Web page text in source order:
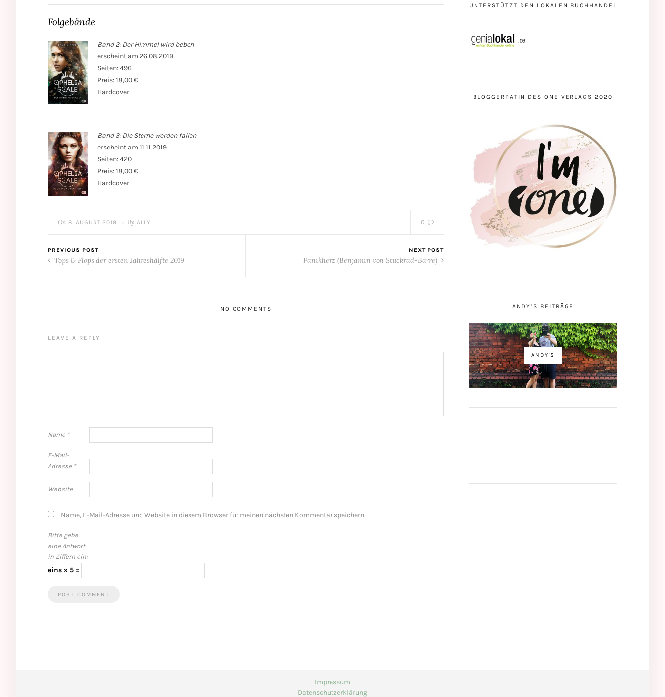
Folgebände
Band 2: Der Himmel wird beben
erscheint am 26.08.2019
Seiten: 496
Preis: 18,00 €
Hardcover
Band 3: Die Sterne werden fallen
erscheint am 11.11.2019
Seiten: 420
Preis: 18,00 €
Hardcover
On 8. AUGUST 2019 • By ALLY 0
PREVIOUS POST
Tops & Flops der ersten Jahreshälfte 2019
NEXT POST
Panikherz (Benjamin von Stuckrad-Barre)
NO COMMENTS
LEAVE A REPLY
Name *
E-Mail-
Adresse *
Website
Name, E-Mail-Adresse und Website in diesem Browser für meinen nächsten Kommentar speichern.
Bitte gebe
eine Antwort
in Ziffern ein:
eins × 5 =
UNTERSTÜTZT DEN LOKALEN BUCHHANDEL
BLOGGERPATIN DES ONE VERLAGS 2020
ANDY’S BEITRÄGE
ANDY'S
Impressum
Datenschutzerklärung